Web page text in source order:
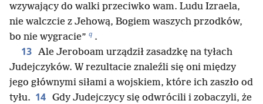
wzywający do walki przeciwko wam. Ludu Izraela,
nie walczcie z Jehową, Bogiem waszych przodków,
bo nie wygracie” q .
13 Ale Jeroboam urządził zasadzkę na tyłach
Judejczyków. W rezultacie znaleźli się oni między
jego głównymi siłami a wojskiem, które ich zaszło od
tyłu. 14 Gdy Judejczycy się odwrócili i zobaczyli, że